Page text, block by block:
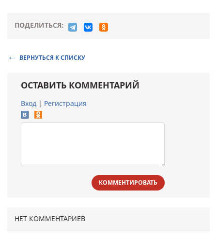
ПОДЕЛИТЬСЯ:
ВЕРНУТЬСЯ К СПИСКУ
ОСТАВИТЬ КОММЕНТАРИЙ
Вход | Регистрация
КОММЕНТИРОВАТЬ
НЕТ КОММЕНТАРИЕВ